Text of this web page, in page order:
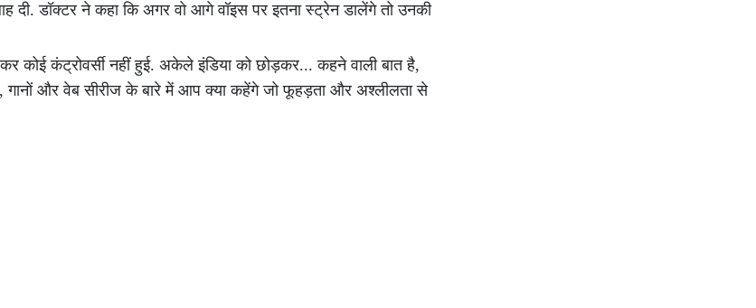
डॉक्टर ने कहा कि अगर वो आगे वॉइस पर इतना स्ट्रेन डालेंगे तो उनकी
कोई कंट्रोवर्सी नहीं हुई. अकेले इंडिया को छोड़कर... कहने वाली बात है,
गानों और वेब सीरीज के बारे में आप क्या कहेंगे जो फूहड़ता और अश्लीलता से